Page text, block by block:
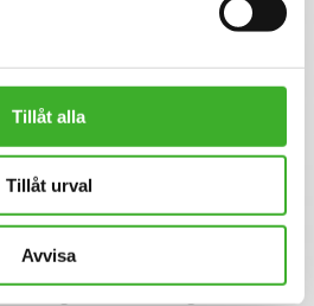
Tillåt alla
Tillåt urval
Avvisa
och mest erfarna bolag
Ända sedan starten
inom såväl
som de områden vi rekryterar